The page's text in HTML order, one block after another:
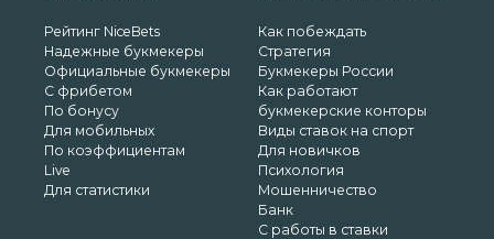
Рейтинг NiceBets
Надежные букмекеры
Официальные букмекеры
С фрибетом
По бонусу
Для мобильных
По коэффициентам
Live
Для статистики
Как побеждать
Стратегия
Букмекеры России
Как работают
букмекерские конторы
Виды ставок на спорт
Для новичков
Психология
Мошенничество
Банк
С работы в ставки